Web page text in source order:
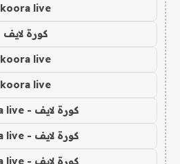
koora live
كورة لايف
koora live
koora live
كورة لايف - koora live
كورة لايف - koora live
كورة لايف - koora live